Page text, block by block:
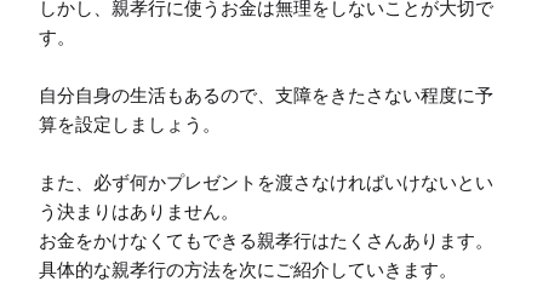
しかし、親孝行に使うお金は無理をしないことが大切で
す。
自分自身の生活もあるので、支障をきたさない程度に予
算を設定しましょう。
また、必ず何かプレゼントを渡さなければいけないとい
う決まりはありません。
お金をかけなくてもできる親孝行はたくさんあります。
具体的な親孝行の方法を次にご紹介していきます。